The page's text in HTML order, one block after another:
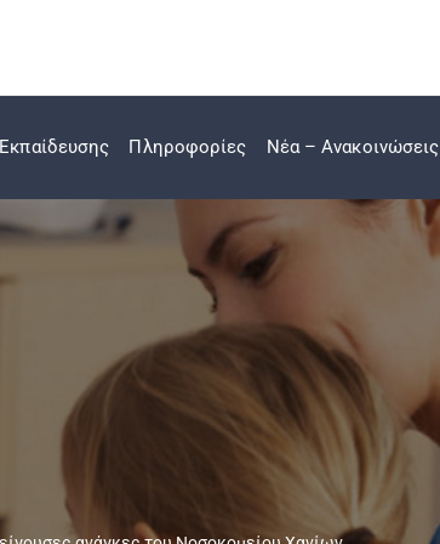
Πληροφορίες Νέα – Ανακοινώσεις